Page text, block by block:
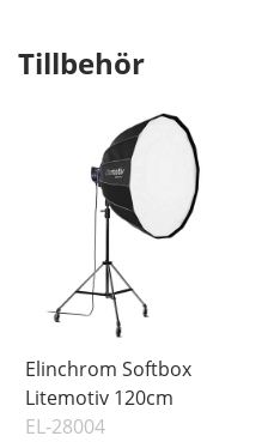
Tillbehör
Elinchrom Softbox
Litemotiv 120cm
EL-28004